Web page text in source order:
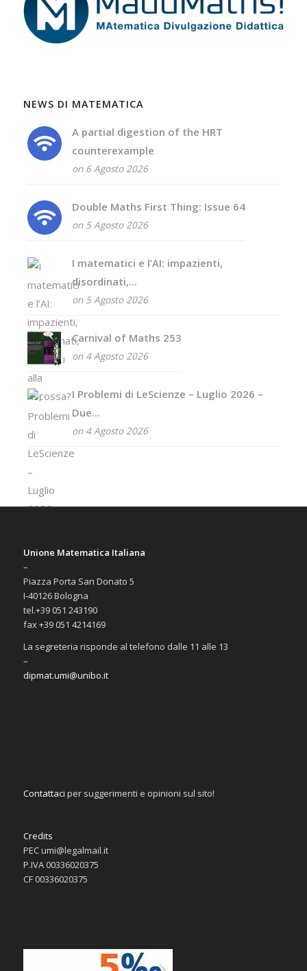
NEWS DI MATEMATICA
A partial digestion of the HRT
counterexample
on 6 Agosto 2026
Double Maths First Thing: Issue 64
on 5 Agosto 2026
I matematici e l’AI: impazienti,
disordinati,...
on 5 Agosto 2026
Carnival of Maths 253
on 4 Agosto 2026
I Problemi di LeScienze – Luglio 2026 –
Due...
on 4 Agosto 2026
Unione Matematica Italiana
–
Piazza Porta San Donato 5
I-40126 Bologna
tel.+39 051 243190
fax +39 051 4214169
La segreteria risponde al telefono dalle 11 alle 13
–
dipmat.umi@unibo.it
Contattaci per suggerimenti e opinioni sul sito!
Credits
PEC umi@legalmail.it
P.IVA 00336020375
CF 00336020375